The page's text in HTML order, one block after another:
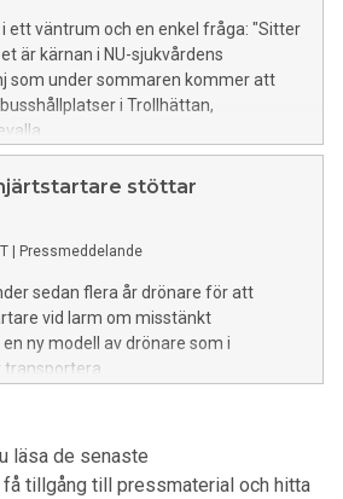
i ett väntrum och en enkel fråga: "Sitter
är kärnan i NU-sjukvårdens
som under sommaren kommer att
i Trollhättan,
stöttar
Pressmeddelande
sedan flera år drönare för att
vid larm om misstänkt
ny modell av drönare som i
läsa de senaste
tillgång till pressmaterial och hitta